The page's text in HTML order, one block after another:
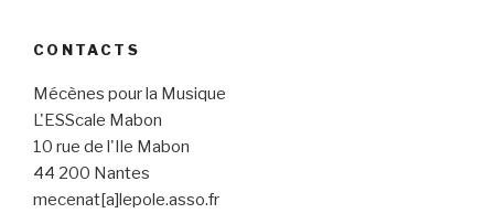
CONTACTS
Mécènes pour la Musique
L'ESScale Mabon
10 rue de l'Ile Mabon
44 200 Nantes
mecenat[a]lepole.asso.fr